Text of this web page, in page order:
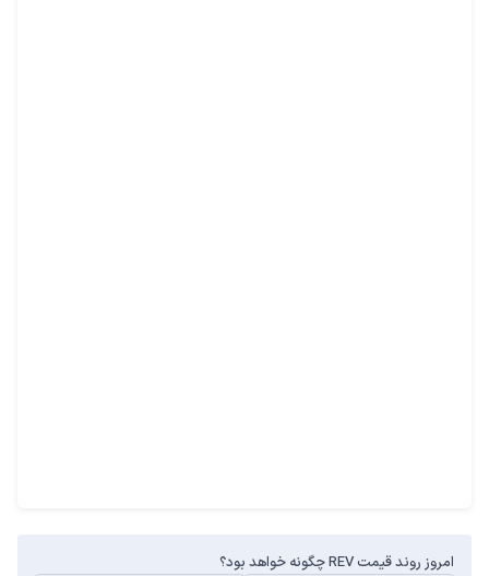
امروز روند قیمت REV چگونه خواهد بود؟